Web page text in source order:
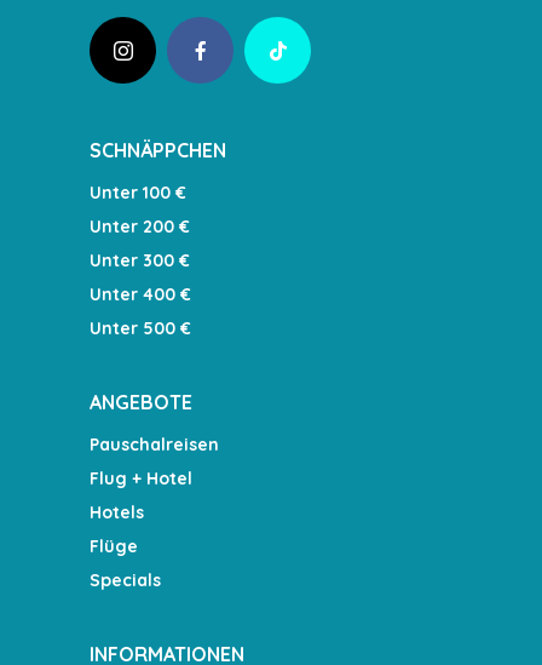
SCHNÄPPCHEN
Unter 100 €
Unter 200 €
Unter 300 €
Unter 400 €
Unter 500 €
ANGEBOTE
Pauschalreisen
Flug + Hotel
Hotels
Flüge
Specials
INFORMATIONEN